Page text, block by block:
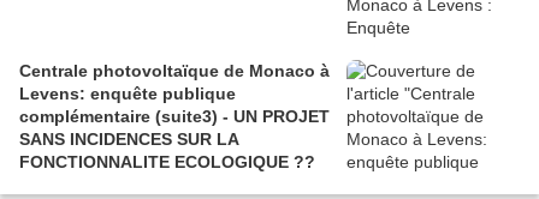
Centrale photovoltaïque de Monaco à
Levens: enquête publique
complémentaire (suite3) - UN PROJET
SANS INCIDENCES SUR LA
FONCTIONNALITE ECOLOGIQUE ??